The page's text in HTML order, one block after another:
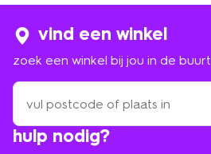
hulp nodig?
vind een winkel
zoek een winkel bij jou in de buurt
zoek
een
winkel
bij